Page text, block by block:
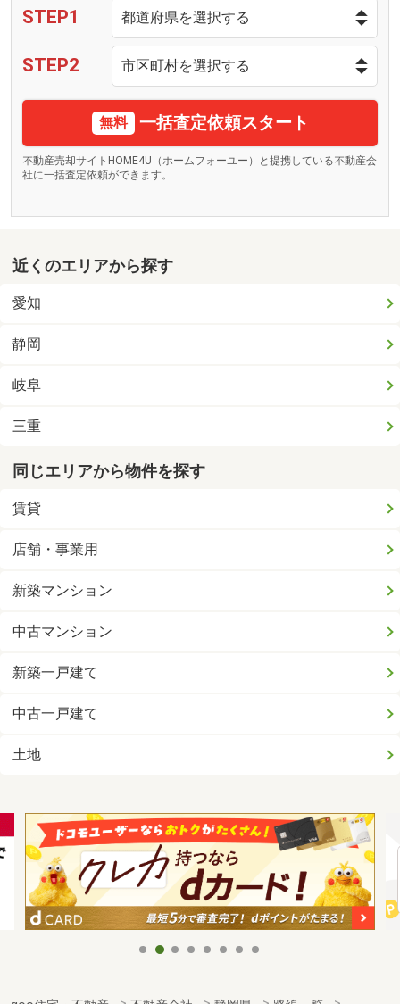
STEP1
STEP2
無料 一括査定依頼スタート
不動産売却サイトHOME4U（ホームフォーユー）と提携している不動産会
社に一括査定依頼ができます。
近くのエリアから探す
愛知
静岡
岐阜
三重
同じエリアから物件を探す
賃貸
店舗・事業用
新築マンション
中古マンション
新築一戸建て
中古一戸建て
土地